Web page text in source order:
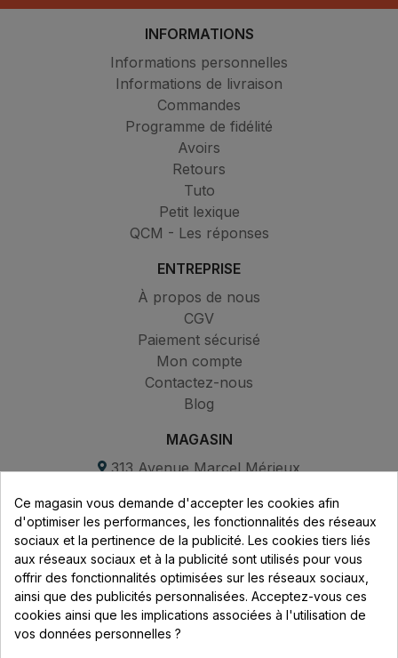
INFORMATIONS
Informations personnelles
Informations de livraison
Commandes
Programme de fidélité
Avoirs
Retours
Tuto
Petit lexique
QCM - Les réponses
ENTREPRISE
À propos de nous
CGV
Paiement sécurisé
Mon compte
Contactez-nous
Blog
MAGASIN
313 Avenue Marcel Mérieux
69530 Brignais
Lundi au vendredi :
8h - 16h
uniquement sur Rendez-vous
CONTACT
Ce magasin vous demande d'accepter les cookies afin
d'optimiser les performances, les fonctionnalités des réseaux
sociaux et la pertinence de la publicité. Les cookies tiers liés
aux réseaux sociaux et à la publicité sont utilisés pour vous
offrir des fonctionnalités optimisées sur les réseaux sociaux,
ainsi que des publicités personnalisées. Acceptez-vous ces
cookies ainsi que les implications associées à l'utilisation de
vos données personnelles ?